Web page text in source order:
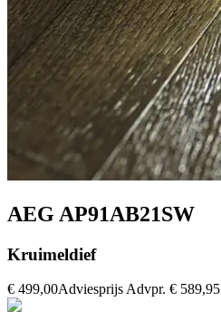
AEG AP91AB21SW
Kruimeldief
€ 499,00Adviesprijs Advpr. € 589,95